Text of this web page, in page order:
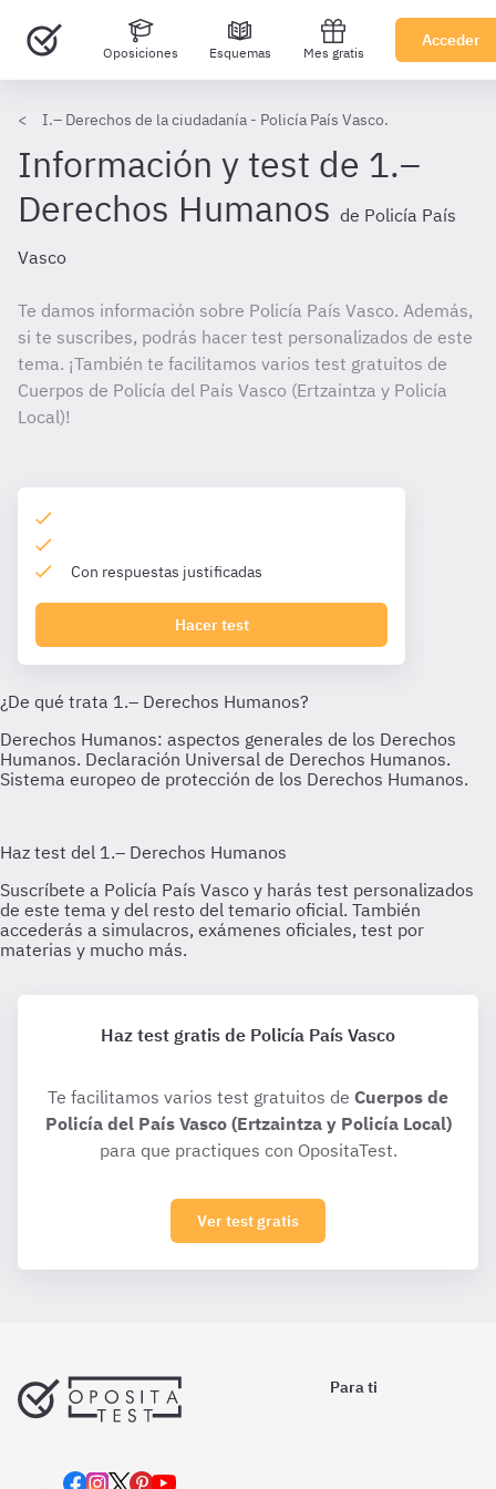
Oposiciones Esquemas Mes gratis
Acceder
I.– Derechos de la ciudadanía - Policía País Vasco.
Información y test de 1.–
Derechos Humanos de Policía País
Vasco
Te damos información sobre Policía País Vasco. Además,
si te suscribes, podrás hacer test personalizados de este
tema. ¡También te facilitamos varios test gratuitos de
Cuerpos de Policía del País Vasco (Ertzaintza y Policía
Local)!
Con respuestas justificadas
Hacer test
Haz test gratis de Policía País Vasco
Te facilitamos varios test gratuitos de Cuerpos de
Policía del País Vasco (Ertzaintza y Policía Local)
para que practiques con OpositaTest.
Ver test gratis
Para ti